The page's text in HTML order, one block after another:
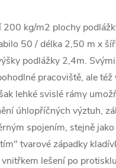
kg/m2 plochy
50 / délka 2,50 m x
podlážky 2,4m.
pracoviště, ale
lehké svislé rámy
úhlopříčných výztuh,
spojením, stejně
tvarové západky
lešení po